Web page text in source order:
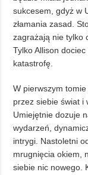
sukcesem, gdyż w
złamania zasad.
zagrażają nie tylko
Tylko Allison
katastrofę.
W pierwszym
przez siebie świat i
Umiejętnie dozuje
wydarzeń,
intrygi. Nastoletni
mrugnięcia okiem,
siebie nic nowego.